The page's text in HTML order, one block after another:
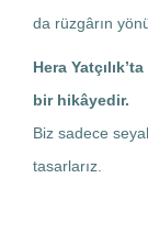
da rüzgârın
Hera
bir hikâyedir.
Biz sadece
tasarlarız.